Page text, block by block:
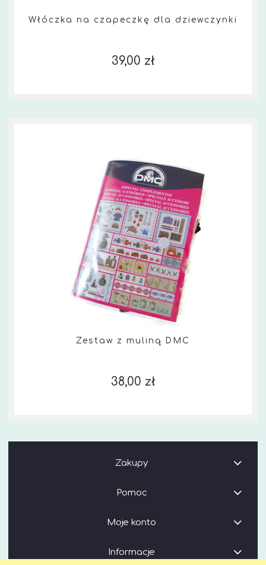
Włóczka na czapeczkę dla dziewczynki
39,00 zł
Zestaw z muliną DMC
38,00 zł
Zakupy
Pomoc
Moje konto
Informacje